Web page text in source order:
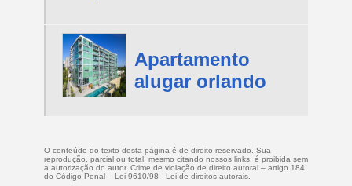
Apartamento
alugar orlando
O conteúdo do texto desta página é de direito reservado. Sua
reprodução, parcial ou total, mesmo citando nossos links, é proibida sem
a autorização do autor. Crime de violação de direito autoral – artigo 184
do Código Penal – Lei 9610/98 - Lei de direitos autorais